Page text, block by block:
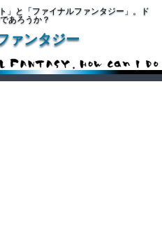
」と「ファイナルファンタジー」。ド
あろうか？
ァンタジー